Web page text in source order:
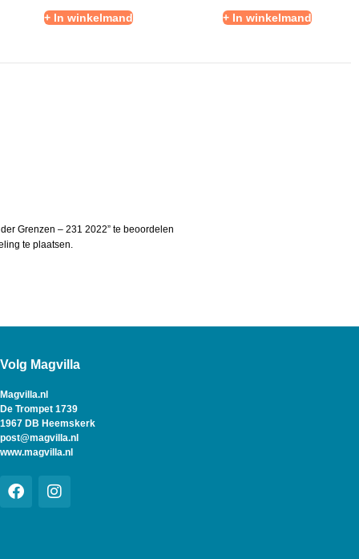
+ In winkelmand + In winkelmand
Grenzen – 231 2022” te beoordelen
te plaatsen.
Volg Magvilla
Magvilla.nl
De Trompet 1739
1967 DB Heemskerk
post@magvilla.nl
www.magvilla.nl